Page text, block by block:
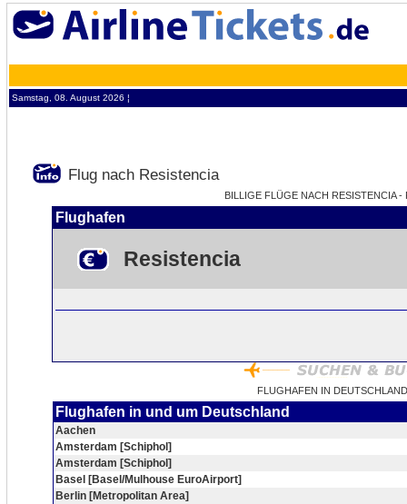
Samstag, 08. August 2026 ¦
Flug nach Resistencia
BILLIGE FLÜGE NACH RESISTENCIA
Flughafen
Resistencia
FLUGHAFEN IN
Flughafen in und um Deutschland
Aachen
Amsterdam [Schiphol]
Amsterdam [Schiphol]
Basel [Basel/Mulhouse EuroAirport]
Berlin [Metropolitan Area]